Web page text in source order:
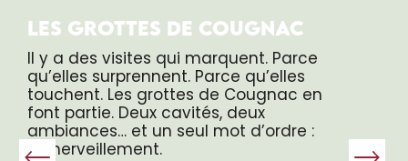
LES GROTTES DE COUGNAC
Il y a des visites qui marquent. Parce
qu’elles surprennent. Parce qu’elles
touchent. Les grottes de Cougnac en
font partie. Deux cavités, deux
ambiances… et un seul mot d’ordre :
l’émerveillement.